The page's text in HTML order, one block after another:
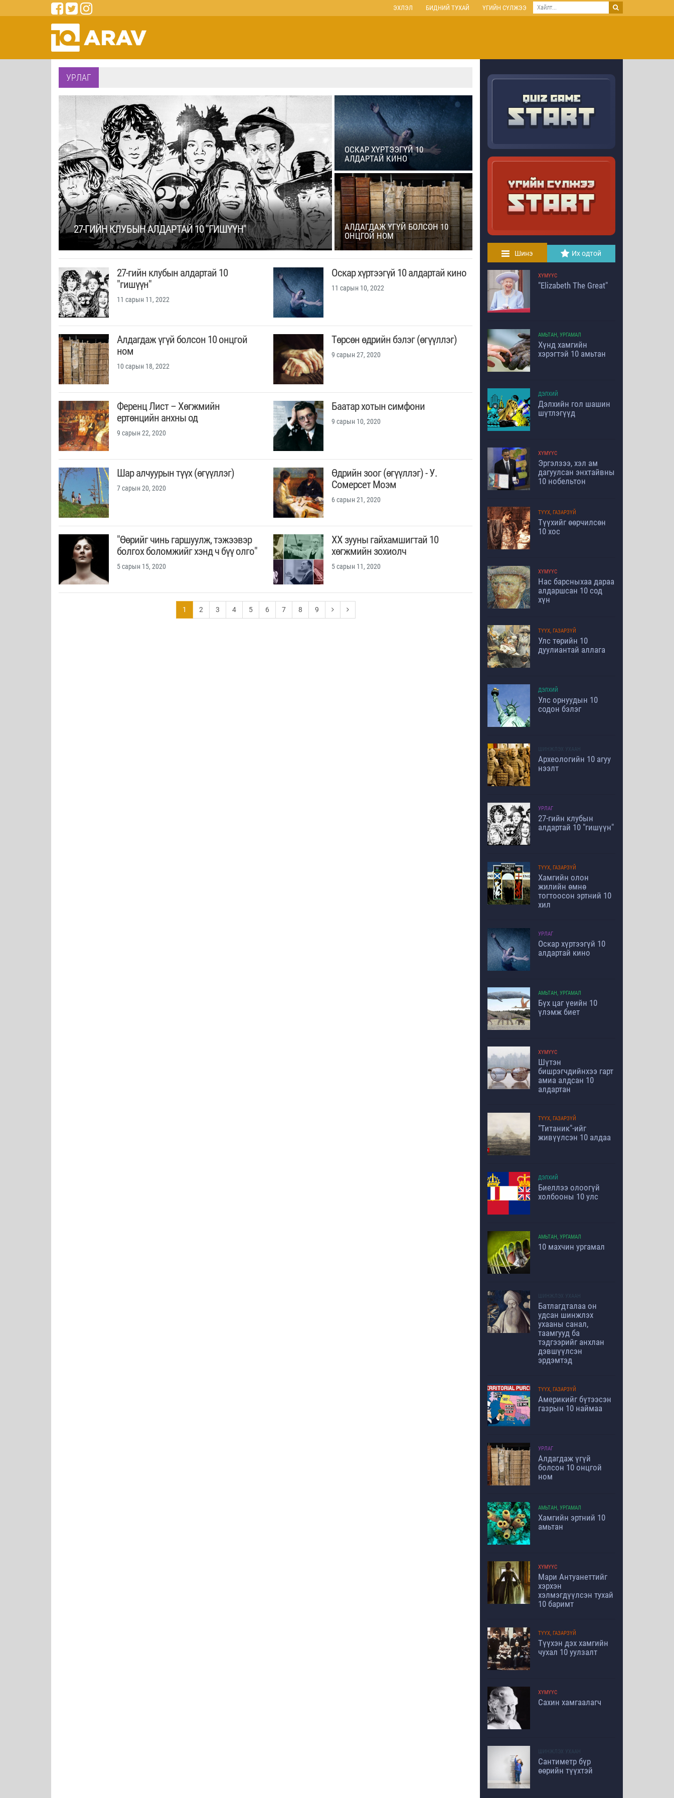
ЭХЛЭЛ БИДНИЙ ТУХАЙ ҮГИЙН СҮЛЖЭЭ
УРЛАГ
27-ГИЙН КЛУБЫН АЛДАРТАЙ 10 "ГИШҮҮН"
ОСКАР ХҮРТЭЭГҮЙ 10
АЛДАРТАЙ КИНО
АЛДАГДАЖ ҮГҮЙ БОЛСОН 10
ОНЦГОЙ НОМ
27-гийн клубын алдартай 10
"гишүүн"
11 сарын 11, 2022
Оскар хүртээгүй 10 алдартай кино
11 сарын 10, 2022
Алдагдаж үгүй болсон 10 онцгой
ном
10 сарын 18, 2022
Төрсөн өдрийн бэлэг (өгүүллэг)
9 сарын 27, 2020
Ференц Лист – Хөгжмийн
ертөнцийн анхны од
9 сарын 22, 2020
Баатар хотын симфони
9 сарын 10, 2020
Шар алчуурын түүх (өгүүллэг)
7 сарын 20, 2020
Өдрийн зоог (өгүүллэг) - У.
Сомерсет Моэм
6 сарын 21, 2020
"Өөрийг чинь гаршуулж, тэжээвэр
болгох боломжийг хэнд ч бүү олго"
5 сарын 15, 2020
XX зууны гайхамшигтай 10
хөгжмийн зохиолч
5 сарын 11, 2020
1 2 3 4 5 6 7 8 9
Шинэ Их одтой
ХҮМҮҮС
"Elizabeth The Great"
АМЬТАН, УРГАМАЛ
Хүнд хамгийн
хэрэгтэй 10 амьтан
ДЭЛХИЙ
Дэлхийн гол шашин
шүтлэгүүд
ХҮМҮҮС
Эргэлзээ, хэл ам
дагуулсан энхтайвны
10 нобельтон
ТҮҮХ, ГАЗАРЗҮЙ
Түүхийг өөрчилсөн
10 хос
ХҮМҮҮС
Нас барсныхаа дараа
алдаршсан 10 сод
хүн
ТҮҮХ, ГАЗАРЗҮЙ
Улс төрийн 10
дуулиантай аллага
ДЭЛХИЙ
Улс орнуудын 10
содон бэлэг
ШИНЖЛЭХ УХААН
Археологийн 10 агуу
нээлт
УРЛАГ
27-гийн клубын
алдартай 10 "гишүүн"
ТҮҮХ, ГАЗАРЗҮЙ
Хамгийн олон
жилийн өмнө
тогтоосон эртний 10
хил
УРЛАГ
Оскар хүртээгүй 10
алдартай кино
АМЬТАН, УРГАМАЛ
Бүх цаг үеийн 10
үлэмж биет
ХҮМҮҮС
Шүтэн
бишрэгчдийнхээ гарт
амиа алдсан 10
алдартан
ТҮҮХ, ГАЗАРЗҮЙ
"Титаник"-ийг
живүүлсэн 10 алдаа
ДЭЛХИЙ
Биеллээ олоогүй
холбооны 10 улс
АМЬТАН, УРГАМАЛ
10 махчин ургамал
ШИНЖЛЭХ УХААН
Батлагдталаа он
удсан шинжлэх
ухааны санал,
таамгууд ба
тэдгээрийг анхлан
дэвшүүлсэн
эрдэмтэд
ТҮҮХ, ГАЗАРЗҮЙ
Америкийг бүтээсэн
газрын 10 наймаа
УРЛАГ
Алдагдаж үгүй
болсон 10 онцгой
ном
АМЬТАН, УРГАМАЛ
Хамгийн эртний 10
амьтан
ХҮМҮҮС
Мари Антуанеттийг
хэрхэн
хэлмэгдүүлсэн тухай
10 баримт
ТҮҮХ, ГАЗАРЗҮЙ
Түүхэн дэх хамгийн
чухал 10 уулзалт
ХҮМҮҮС
Сахин хамгаалагч
ШИНЖЛЭХ УХААН
Сантиметр бүр
өөрийн түүхтэй